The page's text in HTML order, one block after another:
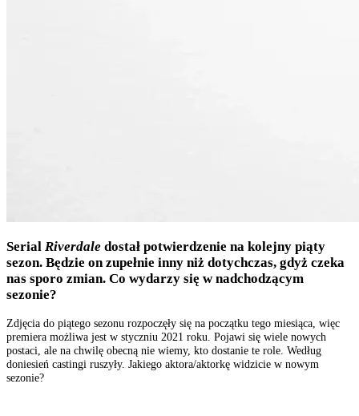
Serial Riverdale dostał potwierdzenie na kolejny piąty
sezon. Będzie on zupełnie inny niż dotychczas, gdyż czeka
nas sporo zmian. Co wydarzy się w nadchodzącym
sezonie?
Zdjęcia do piątego sezonu rozpoczęły się na początku tego miesiąca, więc
premiera możliwa jest w styczniu 2021 roku. Pojawi się wiele nowych
postaci, ale na chwilę obecną nie wiemy, kto dostanie te role. Według
doniesień castingi ruszyły. Jakiego aktora/aktorkę widzicie w nowym
sezonie?